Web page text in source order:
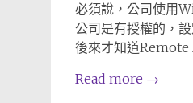
必須說，公司使用
公司是有授權的，
後來才知道Remote
Read more →